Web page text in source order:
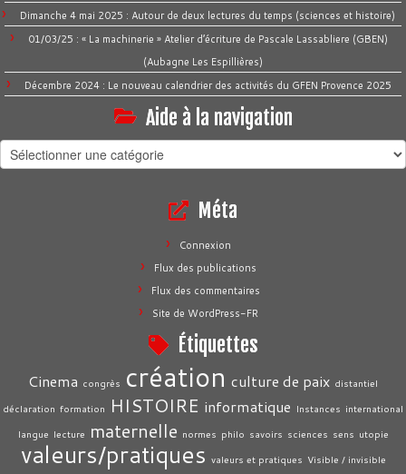
Dimanche 4 mai 2025 : Autour de deux lectures du temps (sciences et histoire)
01/03/25 : « La machinerie » Atelier d’écriture de Pascale Lassabliere (GBEN)
(Aubagne Les Espillières)
Décembre 2024 : Le nouveau calendrier des activités du GFEN Provence 2025
Aide à la navigation
Aide
à
Méta
Connexion
Flux des publications
Flux des commentaires
Site de WordPress-FR
Étiquettes
Cinema congrès création culture de paix distantiel
déclaration formation HISTOIRE informatique Instances international
langue lecture maternelle normes philo savoirs sciences sens utopie
valeurs/pratiques valeurs et pratiques Visible / invisible